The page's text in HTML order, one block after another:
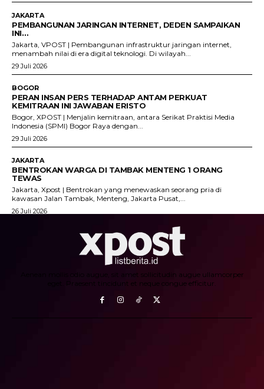
JAKARTA
PEMBANGUNAN JARINGAN INTERNET, DEDEN SAMPAIKAN
INI…
Jakarta, VPOST | Pembangunan infrastruktur jaringan internet,
menambah nilai di era digital teknologi. Di wilayah...
29 Juli 2026
BOGOR
PERAN INSAN PERS TERHADAP ANTAM PERKUAT
KEMITRAAN INI JAWABAN ERISTO
Bogor, XPOST | Menjalin kemitraan, antara Serikat Praktisi Media
Indonesia (SPMI) Bogor Raya dengan...
29 Juli 2026
JAKARTA
BENTROKAN WARGA DI TAMBAK MENTENG 1 ORANG
TEWAS
Jakarta, Xpost | Bentrokan yang menewaskan seorang pria di
kawasan Jalan Tambak, Menteng, Jakarta Pusat,...
26 Juli 2026
Aenean mollis odio augue, sit amet sollicitudin augue ullamcorper
eget. Praesent tincidunt et neque congue efficitur.